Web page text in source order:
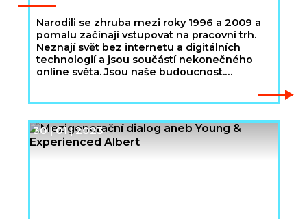
Narodili se zhruba mezi roky 1996 a 2009 a
pomalu začínají vstupovat na pracovní trh.
Neznají svět bez internetu a digitálních
technologií a jsou součástí nekonečného
online světa. Jsou naše budoucnost.
30 | 01 | 2023